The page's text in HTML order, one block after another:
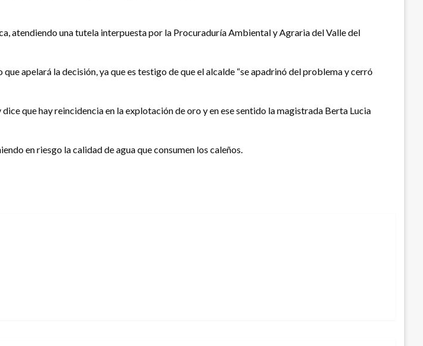
atendiendo una tutela interpuesta por la Procuraduría Ambiental y Agraria del Valle del
apelará la decisión, ya que es testigo de que el alcalde “se apadrinó del problema y cerró
que hay reincidencia en la explotación de oro y en ese sentido la magistrada Berta Lucia
en riesgo la calidad de agua que consumen los caleños.